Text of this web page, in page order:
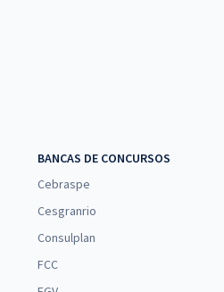
BANCAS DE CONCURSOS
Cebraspe
Cesgranrio
Consulplan
FCC